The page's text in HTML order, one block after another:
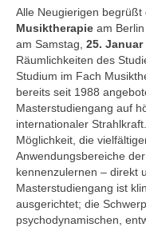
Alle Neugierigen begrüßt
Musiktherapie am
am Samstag, 25. Januar
Räumlichkeiten des
Studium im Fach
bereits seit 1988
Masterstudiengang auf
internationaler
Möglichkeit, die
Anwendungsbereiche
kennenzulernen – direkt
Masterstudiengang ist
ausgerichtet; die
psychodynamischen,